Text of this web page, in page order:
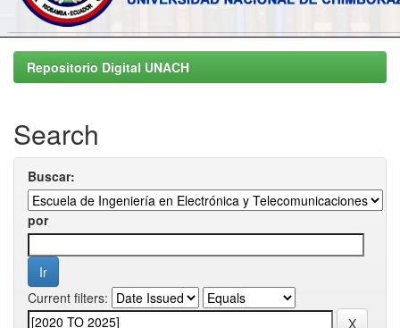
Skip
navigationRepositorio Digital UNACH
Search
Buscar:
por
Current filters: